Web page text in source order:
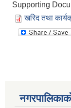
Supporting
खरिद तथा